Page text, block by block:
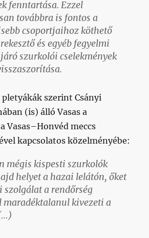
fenntartása. Ezzel
továbbra is fontos a
csoportjaihoz köthető
és egyéb fegyelmi
szurkolói cselekmények
szerint Csányi
(is) álló Vasas a
Vasas–Honvéd meccs
kapcsolatos közelményébe:
mégis kispesti szurkolók
helyet a hazai lelátón, őket
szolgálat a rendőrség
maradéktalanul kivezeti a